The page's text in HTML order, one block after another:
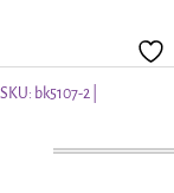
Thor's
SKU: bk5107-2